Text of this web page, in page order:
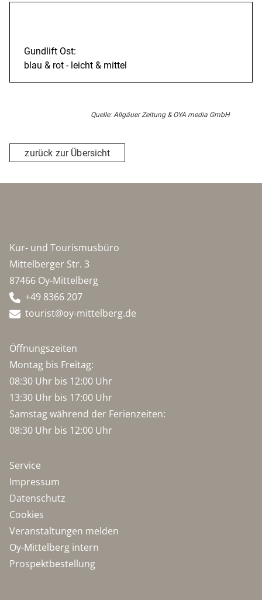
Gundlift Ost:
blau & rot - leicht & mittel
Quelle: Allgäuer Zeitung & OYA media GmbH
zurück zur Übersicht
Kur- und Tourismusbüro
Mittelberger Str. 3
87466 Oy-Mittelberg
+49 8366 207
tourist@oy-mittelberg.de
Öffnungszeiten
Montag bis Freitag:
08:30 Uhr bis 12:00 Uhr
13:30 Uhr bis 17:00 Uhr
Samstag während der Ferienzeiten:
08:30 Uhr bis 12:00 Uhr
Service
Impressum
Datenschutz
Cookies
Veranstaltungen melden
Oy-Mittelberg intern
Prospektbestellung